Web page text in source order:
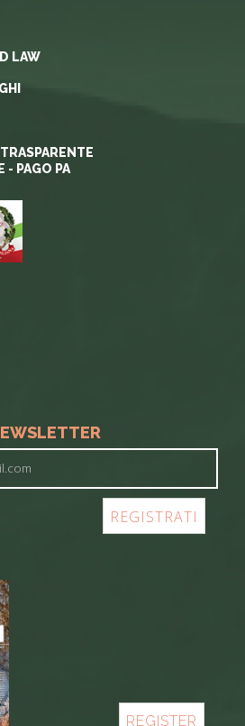
LAW
- PAGO PA
REGISTER